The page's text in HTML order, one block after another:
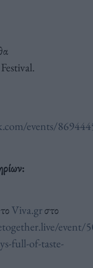
events/
Viva.grστο
event/
full-of-taste-